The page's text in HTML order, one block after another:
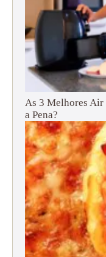
As 3 Melhores Air
a Pena?